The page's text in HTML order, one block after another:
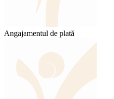
Angajamentul de plată